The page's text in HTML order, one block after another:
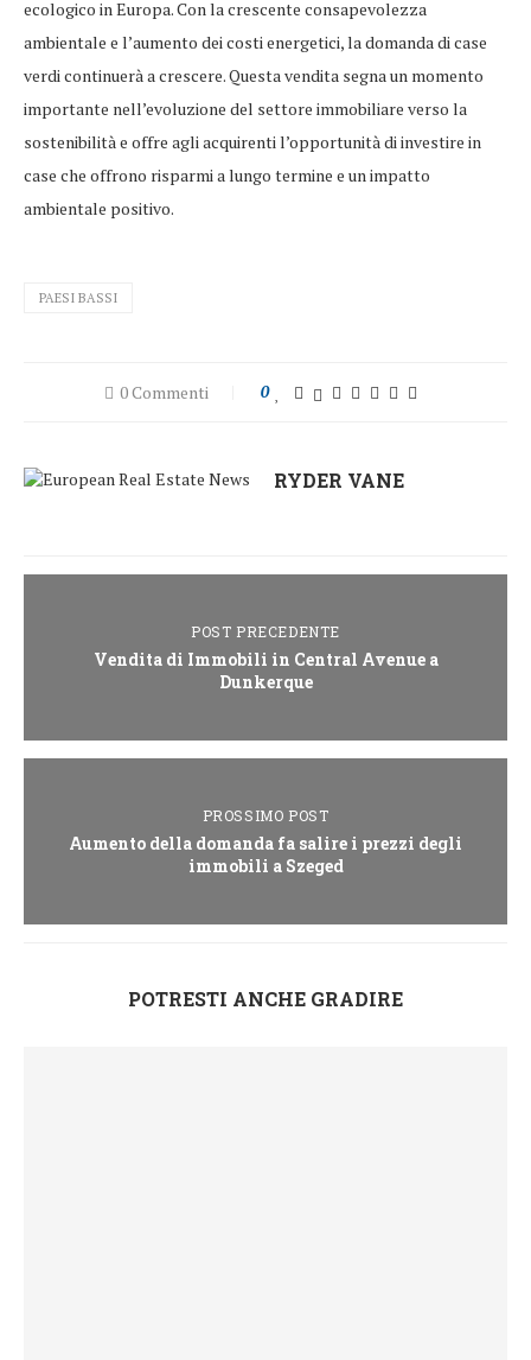
ecologico in Europa. Con la crescente consapevolezza
ambientale e l’aumento dei costi energetici, la domanda di case
verdi continuerà a crescere. Questa vendita segna un momento
importante nell’evoluzione del settore immobiliare verso la
sostenibilità e offre agli acquirenti l’opportunità di investire in
case che offrono risparmi a lungo termine e un impatto
ambientale positivo.
PAESI BASSI
0 Commenti 0
RYDER VANE
POST PRECEDENTE
Vendita di Immobili in Central Avenue a
Dunkerque
PROSSIMO POST
Aumento della domanda fa salire i prezzi degli
immobili a Szeged
POTRESTI ANCHE GRADIRE